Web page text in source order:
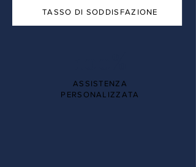
TASSO DI SODDISFAZIONE
ASSISTENZA
PERSONALIZZATA